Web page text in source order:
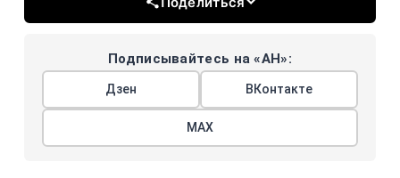
Подписывайтесь на «АН»:
Дзен ВКонтакте
МАХ